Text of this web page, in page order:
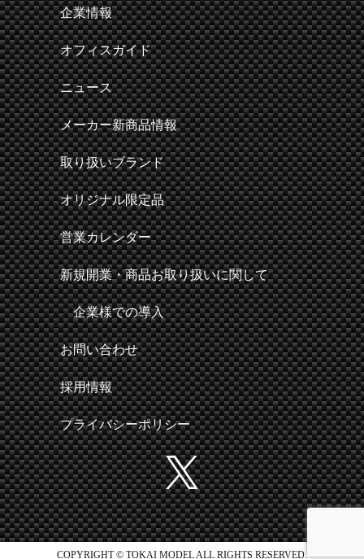
企業情報
オフィスガイド
ニュース
メーカー新商品情報
取り扱いブランド
オリジナル限定品
営業カレンダー
新規開業・商品お取り扱いに関して
企業様での導入
お問い合わせ
採用情報
プライバシーポリシー
COPYRIGHT © TOKAI MODEL ALL RIGHTS RESERVED.